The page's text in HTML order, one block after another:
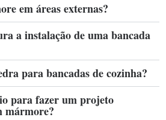
em áreas externas?
a instalação de uma bancada
para bancadas de cozinha?
para fazer um projeto
mármore?